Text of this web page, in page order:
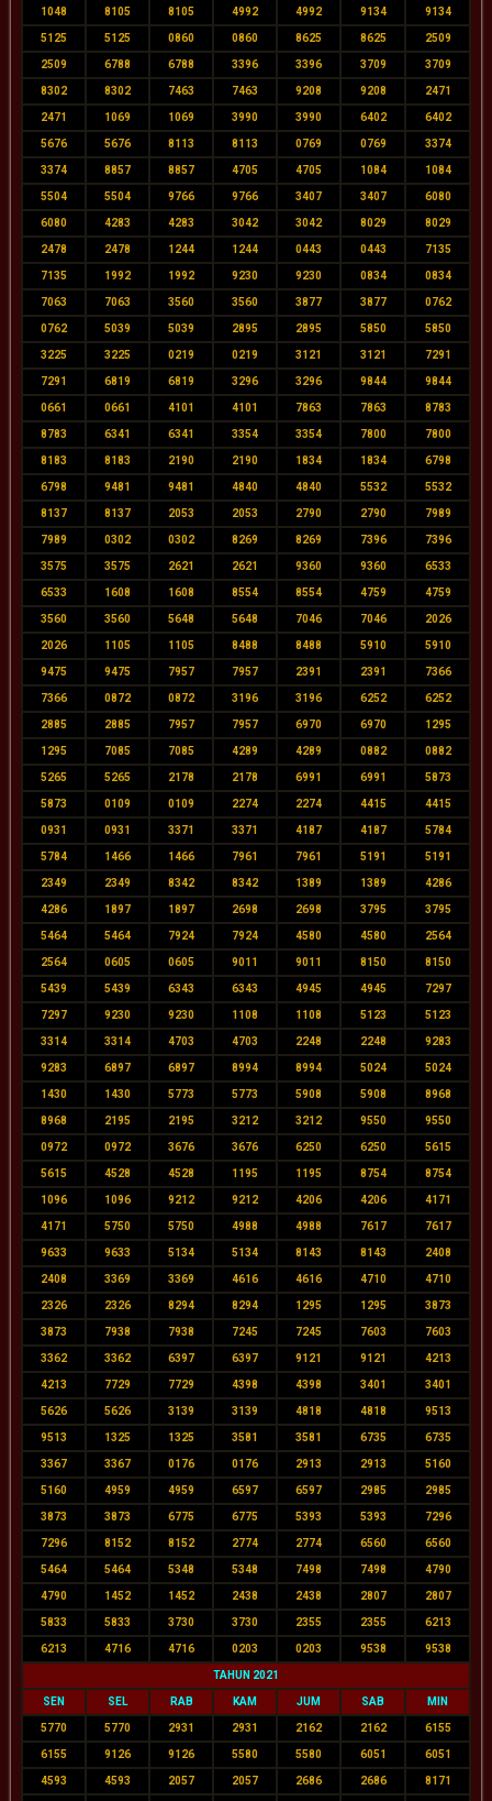
1048 8105 8105 4992 4992 9134 9134
5125 5125 0860 0860 8625 8625 2509
2509 6788 6788 3396 3396 3709 3709
8302 8302 7463 7463 9208 9208 2471
2471 1069 1069 3990 3990 6402 6402
5676 5676 8113 8113 0769 0769 3374
3374 8857 8857 4705 4705 1084 1084
5504 5504 9766 9766 3407 3407 6080
6080 4283 4283 3042 3042 8029 8029
2478 2478 1244 1244 0443 0443 7135
7135 1992 1992 9230 9230 0834 0834
7063 7063 3560 3560 3877 3877 0762
0762 5039 5039 2895 2895 5850 5850
3225 3225 0219 0219 3121 3121 7291
7291 6819 6819 3296 3296 9844 9844
0661 0661 4101 4101 7863 7863 8783
8783 6341 6341 3354 3354 7800 7800
8183 8183 2190 2190 1834 1834 6798
6798 9481 9481 4840 4840 5532 5532
8137 8137 2053 2053 2790 2790 7989
7989 0302 0302 8269 8269 7396 7396
3575 3575 2621 2621 9360 9360 6533
6533 1608 1608 8554 8554 4759 4759
3560 3560 5648 5648 7046 7046 2026
2026 1105 1105 8488 8488 5910 5910
9475 9475 7957 7957 2391 2391 7366
7366 0872 0872 3196 3196 6252 6252
2885 2885 7957 7957 6970 6970 1295
1295 7085 7085 4289 4289 0882 0882
5265 5265 2178 2178 6991 6991 5873
5873 0109 0109 2274 2274 4415 4415
0931 0931 3371 3371 4187 4187 5784
5784 1466 1466 7961 7961 5191 5191
2349 2349 8342 8342 1389 1389 4286
4286 1897 1897 2698 2698 3795 3795
5464 5464 7924 7924 4580 4580 2564
2564 0605 0605 9011 9011 8150 8150
5439 5439 6343 6343 4945 4945 7297
7297 9230 9230 1108 1108 5123 5123
3314 3314 4703 4703 2248 2248 9283
9283 6897 6897 8994 8994 5024 5024
1430 1430 5773 5773 5908 5908 8968
8968 2195 2195 3212 3212 9550 9550
0972 0972 3676 3676 6250 6250 5615
5615 4528 4528 1195 1195 8754 8754
1096 1096 9212 9212 4206 4206 4171
4171 5750 5750 4988 4988 7617 7617
9633 9633 5134 5134 8143 8143 2408
2408 3369 3369 4616 4616 4710 4710
2326 2326 8294 8294 1295 1295 3873
3873 7938 7938 7245 7245 7603 7603
3362 3362 6397 6397 9121 9121 4213
4213 7729 7729 4398 4398 3401 3401
5626 5626 3139 3139 4818 4818 9513
9513 1325 1325 3581 3581 6735 6735
3367 3367 0176 0176 2913 2913 5160
5160 4959 4959 6597 6597 2985 2985
3873 3873 6775 6775 5393 5393 7296
7296 8152 8152 2774 2774 6560 6560
5464 5464 5348 5348 7498 7498 4790
4790 1452 1452 2438 2438 2807 2807
5833 5833 3730 3730 2355 2355 6213
6213 4716 4716 0203 0203 9538 9538
TAHUN 2021
SEN SEL RAB KAM JUM SAB MIN
5770 5770 2931 2931 2162 2162 6155
6155 9126 9126 5580 5580 6051 6051
4593 4593 2057 2057 2686 2686 8171